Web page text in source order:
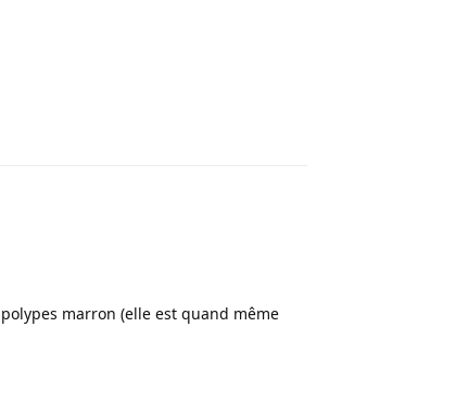
marron (elle est quand même